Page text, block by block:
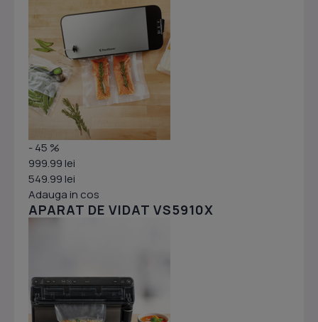
- 45 %
999.99 lei
549.99 lei
Adauga in cos
APARAT DE VIDAT VS5910X